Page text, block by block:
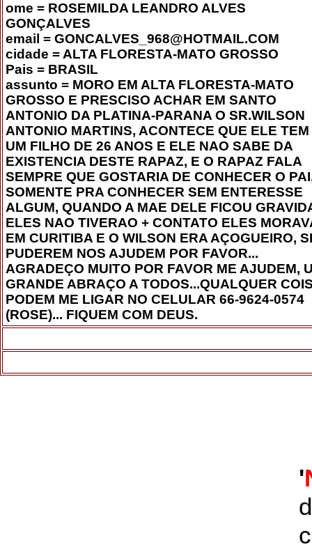
ome = ROSEMILDA LEANDRO ALVES
GONÇALVES
email = GONCALVES_968@HOTMAIL.COM
cidade = ALTA FLORESTA-MATO GROSSO
Pais = BRASIL
assunto = MORO EM ALTA FLORESTA-MATO
GROSSO E PRESCISO ACHAR EM SANTO
ANTONIO DA PLATINA-PARANA O SR.WILSON
ANTONIO MARTINS, ACONTECE QUE ELE TEM
UM FILHO DE 26 ANOS E ELE NAO SABE DA
EXISTENCIA DESTE RAPAZ, E O RAPAZ FALA
SEMPRE QUE GOSTARIA DE CONHECER O
SOMENTE PRA CONHECER SEM ENTERESSE
ALGUM, QUANDO A MAE DELE FICOU
ELES NAO TIVERAO + CONTATO ELES
EM CURITIBA E O WILSON ERA AÇOGUEIRO,
PUDEREM NOS AJUDEM POR FAVOR...
AGRADEÇO MUITO POR FAVOR ME AJUDEM,
GRANDE ABRAÇO A TODOS...QUALQUER
PODEM ME LIGAR NO CELULAR 66-9624-0574
(ROSE)... FIQUEM COM DEUS.
'